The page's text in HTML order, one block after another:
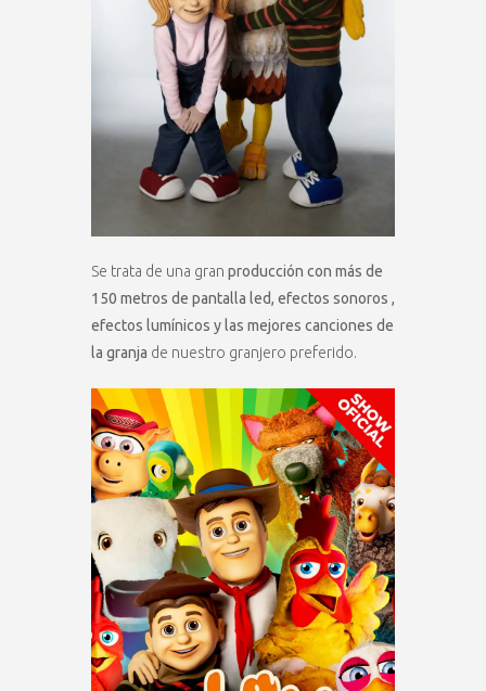
Se trata de una gran producción con más de
150 metros de pantalla led, efectos sonoros ,
efectos lumínicos y las mejores canciones de
la granja de nuestro granjero preferido.